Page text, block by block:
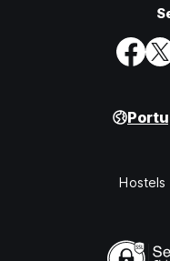
Hostels